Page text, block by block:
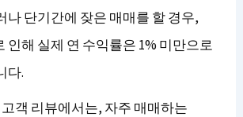
나 단기간에 잦은 매매를 할 경우,
인해 실제 연 수익률은 1% 미만으로
다.
고객 리뷰에서는, 자주 매매하는